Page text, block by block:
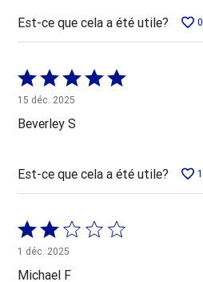
Est-ce que cela a été utile? 0
Coté
5 sur
5
15 déc. 2025
Beverley S
Est-ce que cela a été utile? 1
Coté
2 sur
5
1 déc. 2025
Michael F